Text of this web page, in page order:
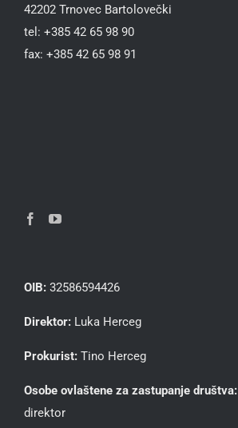
42202 Trnovec Bartolovečki
tel: +385 42 65 98 90
fax: +385 42 65 98 91
OIB: 32586594426
Direktor: Luka Herceg
Prokurist: Tino Herceg
Osobe ovlaštene za zastupanje društva:
direktor